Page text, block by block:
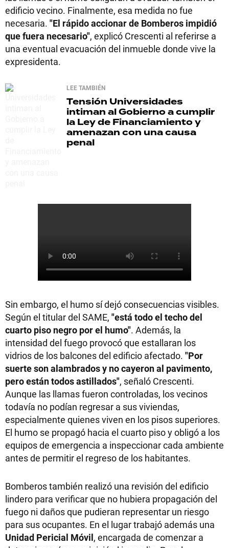
edificio vecino. Finalmente, esa medida no fue
necesaria. "El rápido accionar de Bomberos impidió
que fuera necesario", explicó Crescenti al referirse a
una eventual evacuación del inmueble donde vive la
expresidenta.
LEE TAMBIÉN
Tensión Universidades
intiman al Gobierno a cumplir
la Ley de Financiamiento y
amenazan con una causa
penal
Sin embargo, el humo sí dejó consecuencias visibles.
Según el titular del SAME, "está todo el techo del
cuarto piso negro por el humo". Además, la
intensidad del fuego provocó que estallaran los
vidrios de los balcones del edificio afectado. "Por
suerte son alambrados y no cayeron al pavimento,
pero están todos astillados", señaló Crescenti.
Aunque las llamas fueron controladas, los vecinos
todavía no podían regresar a sus viviendas,
especialmente quienes viven en los pisos superiores.
El humo se propagó hacia el cuarto piso y obligó a los
equipos de emergencia a inspeccionar cada ambiente
antes de permitir el regreso de los habitantes.
Bomberos también realizó una revisión del edificio
lindero para verificar que no hubiera propagación del
fuego ni daños que pudieran representar un riesgo
para sus ocupantes. En el lugar trabajó además una
Unidad Pericial Móvil, encargada de comenzar a